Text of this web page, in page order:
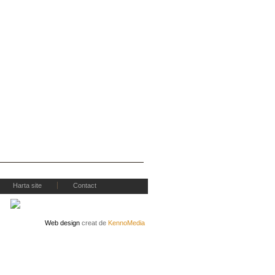
Harta site Contact
Web design creat de KennoMedia